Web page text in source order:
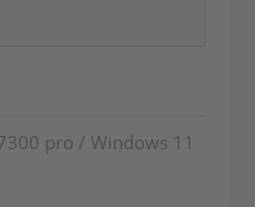
pro / Windows 11